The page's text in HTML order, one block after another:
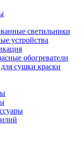
светильники
устройства
обогреватели
сушки краски